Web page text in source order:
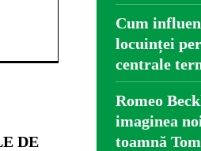
DE
Cum
locuinței
centrale
Romeo
imaginea
toamnă